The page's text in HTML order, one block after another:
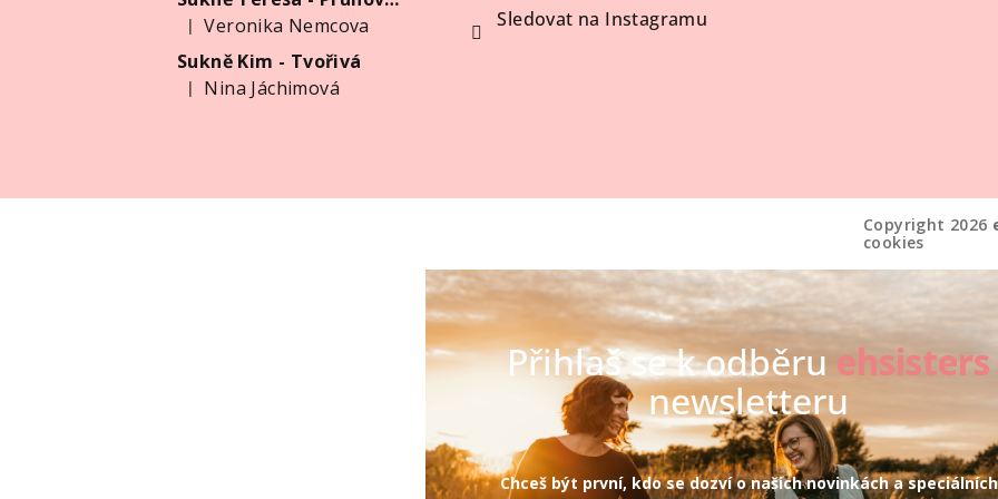
Hodnocení produktu je 5 z 5 hvězdiček.
|
Veronika Nemcova
Sukně Kim - Tvořivá
Hodnocení produktu je 5 z 5 hvězdiček.
| Nina Jáchimová
Sledovat na Instagramu
Copyright 2026
cookies
Přihlaš se k odběruehsisters
newsletteru
Chceš být první, kdo se dozví o našich novinkách a speciálních